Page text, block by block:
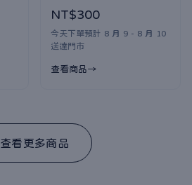
NT$300
今天下單預計 8 月 9 - 8 月 10
送達門市
查看商品
查看更多商品